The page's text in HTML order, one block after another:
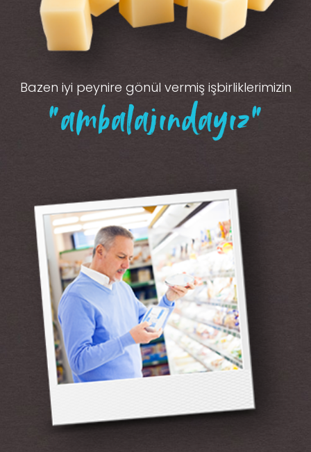
Bazen iyi peynire gönül vermiş işbirliklerimizin
“ambalajındayız”